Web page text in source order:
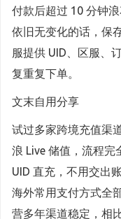
付款后超过 10 分钟
依旧无变化的话，保
服提供 UID、区服、
复重复下单。
文末自用分享
试过多家跨境充值渠
浪 Live 储值，流程完
UID 直充，不用交出
海外常用支付方式全
营多年渠道稳定，相